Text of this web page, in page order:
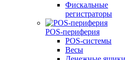
Фискальные
регистраторы
POS-периферия
POS-системы
Весы